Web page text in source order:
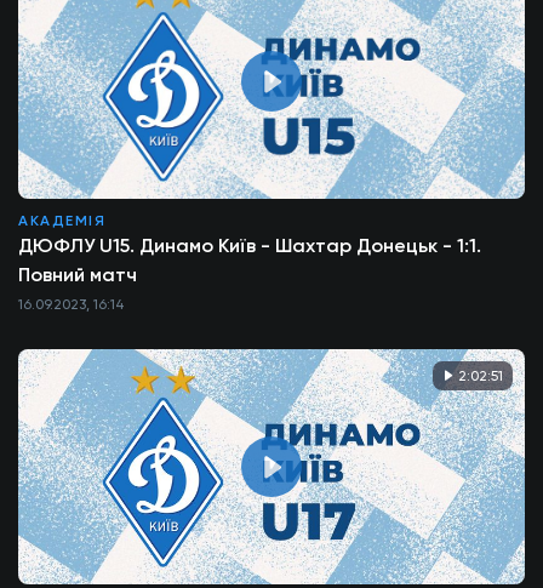
АКАДЕМІЯ
ДЮФЛУ U15. Динамо Київ - Шахтар Донецьк - 1:1.
Повний матч
16.09.2023, 16:14
2:02:51